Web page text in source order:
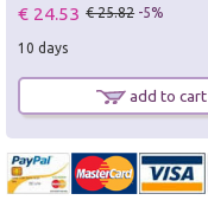
€ 24.53 € 25.82 -5%
10 days
add to cart